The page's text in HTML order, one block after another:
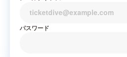
パスワード